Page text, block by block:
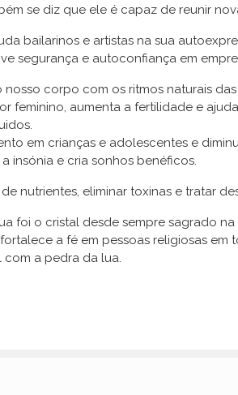
se diz que ele é capaz de reunir
bailarinos e artistas na sua
segurança e autoconfiança em
corpo com os ritmos naturais
feminino, aumenta a fertilidade e
em crianças e adolescentes e
insónia e cria sonhos benéficos.
nutrientes, eliminar toxinas e tratar
foi o cristal desde sempre sagrado
a fé em pessoas religiosas em
com a pedra da lua.